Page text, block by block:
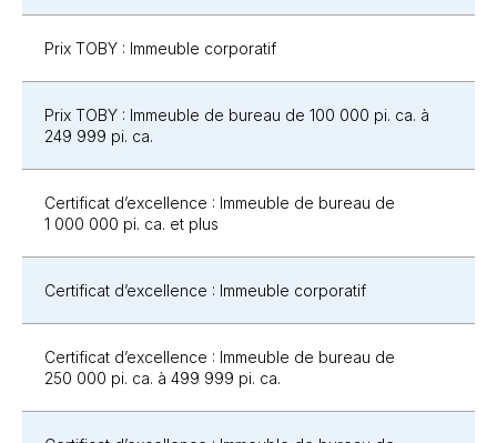
Prix TOBY : Immeuble corporatif
Prix TOBY : Immeuble de bureau de 100 000 pi. ca. à
249 999 pi. ca.
Certificat d’excellence : Immeuble de bureau de
1 000 000 pi. ca. et plus
Certificat d’excellence : Immeuble corporatif
Certificat d’excellence : Immeuble de bureau de
250 000 pi. ca. à 499 999 pi. ca.